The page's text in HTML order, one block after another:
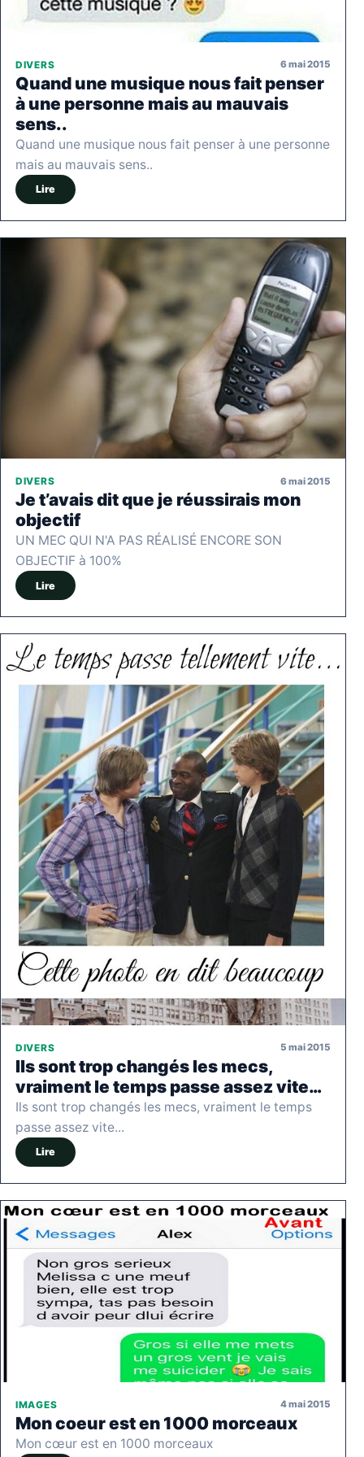
DIVERS 6 mai 2015
Quand une musique nous fait penser
à une personne mais au mauvais
sens..
Quand une musique nous fait penser à une personne
mais au mauvais sens..
Lire
DIVERS 6 mai 2015
Je t’avais dit que je réussirais mon
objectif
UN MEC QUI N'A PAS RÉALISÉ ENCORE SON
OBJECTIF à 100%
Lire
DIVERS 5 mai 2015
Ils sont trop changés les mecs,
vraiment le temps passe assez vite…
Ils sont trop changés les mecs, vraiment le temps
passe assez vite...
Lire
IMAGES 4 mai 2015
Mon coeur est en 1000 morceaux
Mon cœur est en 1000 morceaux